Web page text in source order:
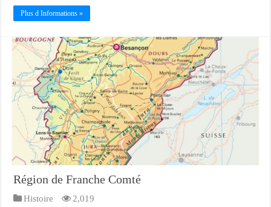
Plus d Informations »
Région de Franche Comté
Histoire 2,019